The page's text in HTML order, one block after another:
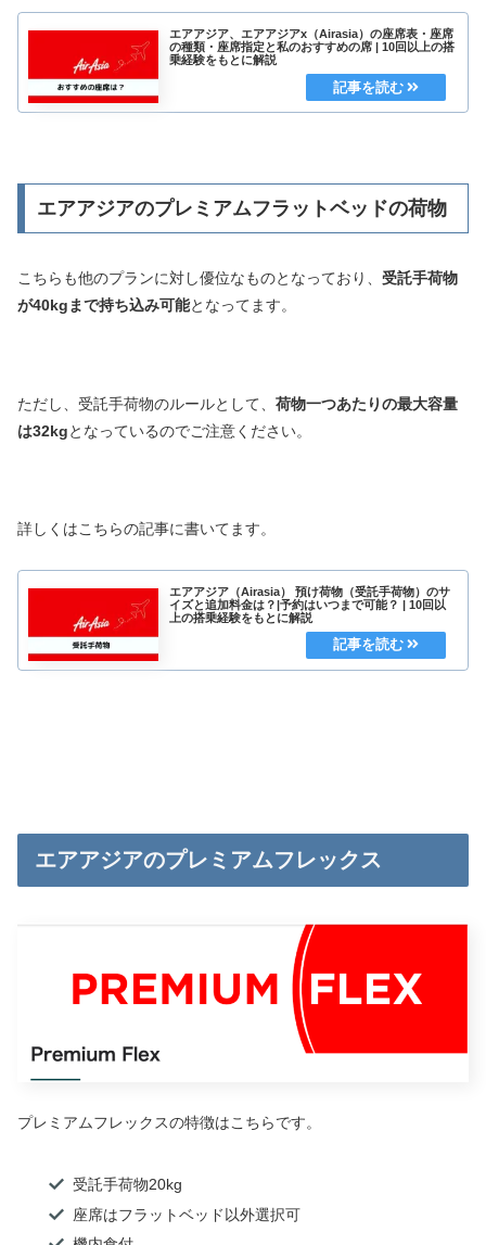
エアアジア、エアアジアx（Airasia）の座席表・座席
の種類・座席指定と私のおすすめの席 | 10回以上の搭
乗経験をもとに解説
エアアジアのプレミアムフラットベッドの荷物
こちらも他のプランに対し優位なものとなっており、 受託手荷物
が40kgまで持ち込み可能となってます。
ただし、受託手荷物のルールとして、 荷物一つあたりの最大容量
は32kgとなっているのでご注意ください。
詳しくはこちらの記事に書いてます。
エアアジア（Airasia） 預け荷物（受託手荷物）のサ
イズと追加料金は？|予約はいつまで可能？ | 10回以
上の搭乗経験をもとに解説
エアアジアのプレミアムフレックス
プレミアムフレックスの特徴はこちらです。
受託手荷物20kg
座席はフラットベッド以外選択可